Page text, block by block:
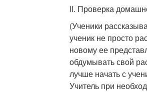
II. Проверка
(Ученики
ученик не просто
новому ее
обдумывать свой
лучше начать с
Учитель при